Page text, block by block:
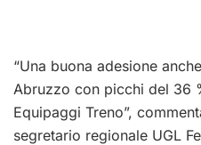
“Una buona adesione
Abruzzo con picchi del 36
Equipaggi Treno”,
segretario regionale UGL